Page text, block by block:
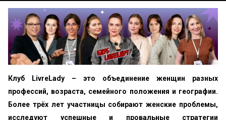
Клуб LivreLady – это объединение женщин разных
профессий, возраста, семейного положения и географии.
Более трёх лет участницы собирают женские проблемы,
исследуют успешные и провальные стратегии